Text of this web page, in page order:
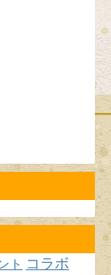
ト コラボ